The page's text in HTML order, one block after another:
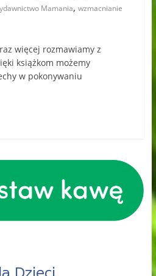
Mamania, wzmacnianie
więcej rozmawiamy z
książkom możemy
w pokonywaniu